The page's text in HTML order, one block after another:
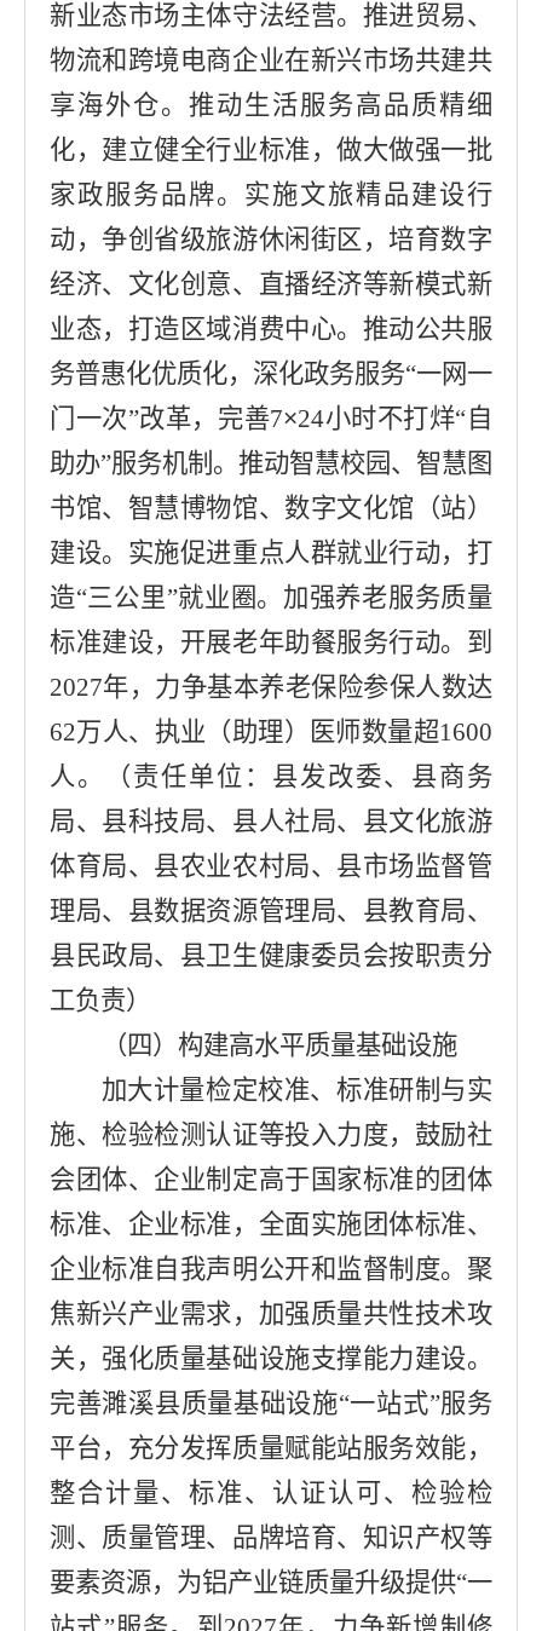
新业态市场主体守法经营。推进贸易、
物流和跨境电商企业在新兴市场共建共
享海外仓。推动生活服务高品质精细
化，建立健全行业标准，做大做强一批
家政服务品牌。实施文旅精品建设行
动，争创省级旅游休闲街区，培育数字
经济、文化创意、直播经济等新模式新
业态，打造区域消费中心。推动公共服
务普惠化优质化，深化政务服务“一网一
门一次”改革，完善7×24小时不打烊“自
助办”服务机制。 推动智慧校园、智慧图
书馆、智慧博物馆、数字文化馆（站）
建设。 实施促进重点人群就业行动，打
造“三公里”就业圈。加强养老服务质量
标准建设，开展老年助餐服务行动。 到
2027年，力争基本养老保险参保人数达
62万人、 执业（助理）医师数量超1600
人。
（责任单位： 县发改委、 县商务
局、 县科技局、 县人社局、 县文化旅游
体育局、 县农业农村局、 县市场监督管
理局、 县数据资源管理局、 县教育局、
县民政局、 县卫生健康委员会按职责分
工负责）
（四）构建高水平质量基础设施
加大计量检定校准、标准研制与实
施、检验检测认证等投入力度，鼓励社
会团体、企业制定高于国家标准的团体
标准、企业标准，全面实施团体标准、
企业标准自我声明公开和监督制度。聚
焦新兴产业需求，加强质量共性技术攻
关，强化质量基础设施支撑能力建设。
完善濉溪县质量基础设施“一站式”服务
平台，充分发挥质量赋能站服务效能，
整合计量、标准、认证认可、检验检
测、质量管理、品牌培育、知识产权等
要素资源，为铝产业链质量升级提供“一